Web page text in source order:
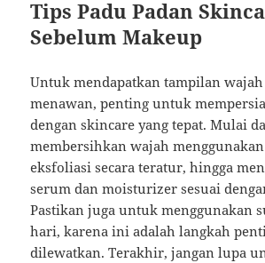
Tips Padu Padan
Sebelum Makeup
Untuk mendapatkan tampilan wajah
menawan, penting untuk
dengan skincare yang tepat. Mulai
membersihkan wajah
eksfoliasi secara teratur, hingga
serum dan moisturizer sesuai
Pastikan juga untuk menggunakan
hari, karena ini adalah langkah
dilewatkan. Terakhir, jangan lupa